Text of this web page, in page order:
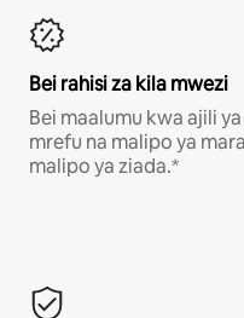
Bei rahisi za kila mwezi
Bei maalumu kwa ajili
mrefu na malipo ya
malipo ya ziada.*